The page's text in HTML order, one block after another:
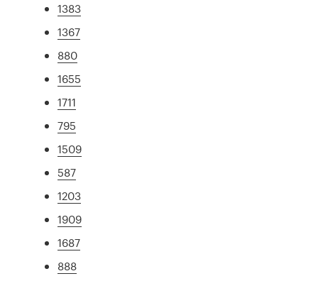
1383
1367
880
1655
1711
795
1509
587
1203
1909
1687
888